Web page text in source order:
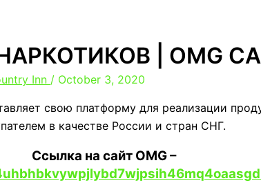
| OMG
Inn / October 3, 2020
свою платформу для реализации
в качестве России и стран СНГ.
Ссылка на сайт OMG –